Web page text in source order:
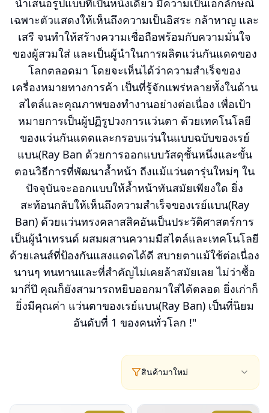
นำเสนอรูปแบบที่เป็นหนึ่งเดียว มีความเป็นเอกลักษณ์
เฉพาะตัวแสดงให้เห็นถึงความเป็นอิสระ กล้าหาญ และ
เสรี จนทำให้สร้างความเชื่อถือพร้อมกับความมั่นใจ
ของผู้สวมใส่ และเป็นผู้นำในการผลิตแว่นกันแดดของ
โลกตลอดมา โดยจะเห็นได้ว่าความสำเร็จของ
เครื่องหมายทางการค้า เป็นที่รู้จักแพร่หลายทั้งในด้าน
สไตล์และคุณภาพของทำงานอย่างต่อเนื่อง เพื่อเป้า
หมายการเป็นผู้ปฏิรูปวงการแว่นตา ด้วยเทคโนโลยี
ของแว่นกันแดดและกรอบแว่นในแบบฉบับของเรย์
แบน(Ray Ban ด้วยการออกแบบวัสดุชั้นหนึ่งและขั้น
ตอนวิธีการที่พัฒนาล้ำหน้า ถีงแม้แว่นตารุ่นใหม่ๆ ใน
ปัจจุบันจะออกแบบให้ล้ำหน้าทันสมัยเพียงใด ยิ่ง
สะท้อนกลับให้เห็นถึงความสำเร็จของเรย์แบน(Ray
Ban) ด้วยแว่นทรงคลาสสิคอันเป็นประวัติศาสตร์การ
เป็นผู้นำเทรนด์ ผสมผสานความมีสไตล์และเทคโนโลยี
ด้วยเลนส์ที่ป้องกันแสงแดดได้ดี สบายตาแม้ใช้ต่อเนื่อง
นานๆ ทนทานและที่สำคัญไม่เคยล้าสมัยเลย ไม่ว่าซื้อ
มากี่ปี คุณก็ยังสามารถหยิบออกมาใส่ได้ตลอด ยิ่งเก่าก็
ยิ่งมีคุณค่า แว่นตาของเรย์แบน(Ray Ban) เป็นที่นิยม
อันดับที่ 1 ของคนทั่วโลก !"
สินค้ามาใหม่